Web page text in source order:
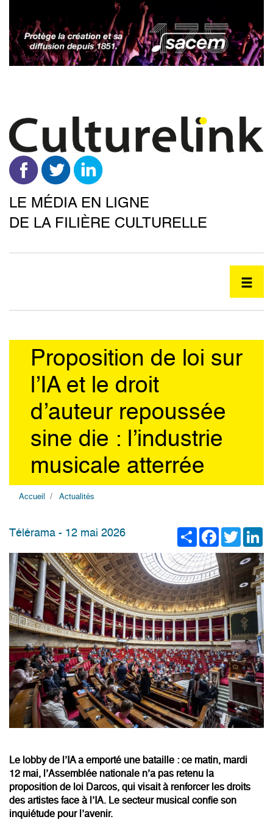
contenu
principal
LE MÉDIA EN LIGNE
DE LA FILIÈRE CULTURELLE
Proposition de loi sur
l’IA et le droit
d’auteur repoussée
sine die : l’industrie
musicale atterrée
Accueil Actualités
ShareFacebook
Twitter
Télérama - 12 mai 2026
Le lobby de l’IA a emporté une bataille : ce matin, mardi
12 mai, l’Assemblée nationale n’a pas retenu la
proposition de loi Darcos, qui visait à renforcer les droits
des artistes face à l’IA. Le secteur musical confie son
inquiétude pour l’avenir.